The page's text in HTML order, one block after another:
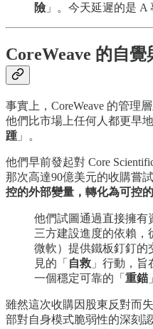
險 」。今天延遲的是 A
CoreWeave 的自
事實上，CoreWeave 的管理
他們比市場上任何人都更早
踵」。
他們早前發起對 Core
那次高達90億美元的收購嘗
控的外部變量，轉化為可控
他們試圖通過直接擁有
三方建設進度的依賴，
微軟）提供鐵板釘釘的
見的「 自救 」行動，
一個穩定可靠的「 重錨
雖然這次收購因股東反對而
部對自身模式脆弱性的深刻